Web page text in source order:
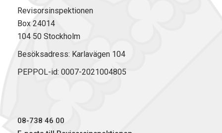
Revisorsinspektionen
Box 24014
104 50 Stockholm
Besöksadress: Karlavägen 104
PEPPOL-id: 0007-2021004805
08-738 46 00